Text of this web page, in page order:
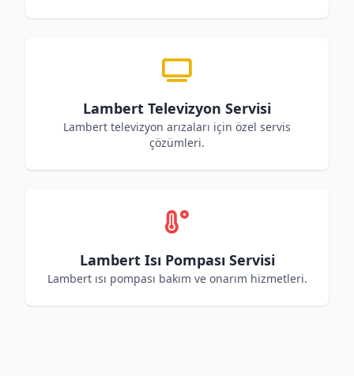
Lambert Televizyon Servisi
Lambert televizyon arızaları için özel servis
çözümleri.
Lambert Isı Pompası Servisi
Lambert ısı pompası bakım ve onarım hizmetleri.